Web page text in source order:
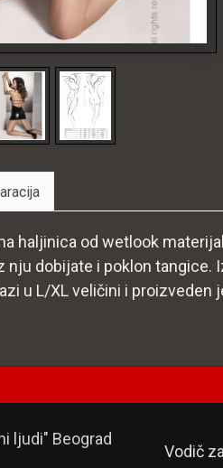
haljinica od wetlook
nju dobijate i poklon
u L/XL veličini i proizveden
ljudi" Beograd
Vodič